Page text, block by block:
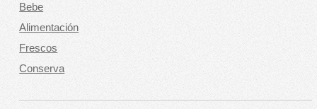
Bebe
Alimentación
Frescos
Conserva